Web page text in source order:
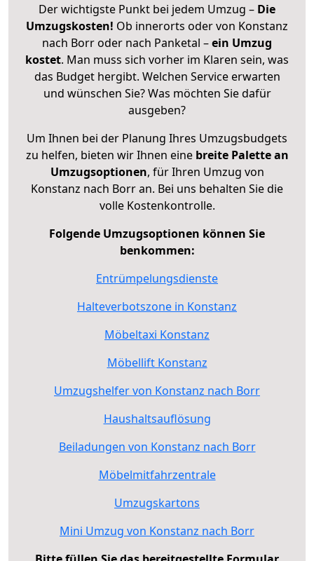
Der wichtigste Punkt bei jedem Umzug – Die
Umzugskosten! Ob innerorts oder von Konstanz
nach Borr oder nach Panketal –ein Umzug
kostet. Man muss sich vorher im Klaren sein, was
das Budget hergibt. Welchen Service erwarten
und wünschen Sie? Was möchten Sie dafür
ausgeben?
Um Ihnen bei der Planung Ihres Umzugsbudgets
zu helfen, bieten wir Ihnen eine breite Palette an
Umzugsoptionen, für Ihren Umzug von
Konstanz nach Borr an. Bei uns behalten Sie die
volle Kostenkontrolle.
Folgende Umzugsoptionen können Sie
benkommen:
Entrümpelungsdienste
Halteverbotszone in Konstanz
Möbeltaxi Konstanz
Möbellift Konstanz
Umzugshelfer von Konstanz nach Borr
Haushaltsauflösung
Beiladungen von Konstanz nach Borr
Möbelmitfahrzentrale
Umzugskartons
Mini Umzug von Konstanz nach Borr